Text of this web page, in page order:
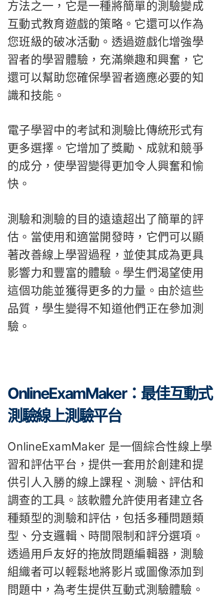
方法之一，它是一種將簡單的測驗變成
互動式教育遊戲的策略。它還可以作為
您班級的破冰活動。透過遊戲化增強學
習者的學習體驗，充滿樂趣和興奮，它
還可以幫助您確保學習者適應必要的知
識和技能。
電子學習中的考試和測驗比傳統形式有
更多選擇。它增加了獎勵、成就和競爭
的成分，使學習變得更加令人興奮和愉
快。
測驗和測驗的目的遠遠超出了簡單的評
估。當使用和適當開發時，它們可以顯
著改善線上學習過程，並使其成為更具
影響力和豐富的體驗。學生們渴望使用
這個功能並獲得更多的力量。由於這些
品質，學生變得不知道他們正在參加測
驗。
OnlineExamMaker：最佳互動式
測驗線上測驗平台
OnlineExamMaker 是一個綜合性線上學
習和評估平台，提供一套用於創建和提
供引人入勝的線上課程、測驗、評估和
調查的工具。該軟體允許使用者建立各
種類型的測驗和評估，包括多種問題類
型、分支邏輯、時間限制和評分選項。
透過用戶友好的拖放問題編輯器，測驗
組織者可以輕鬆地將影片或圖像添加到
問題中，為考生提供互動式測驗體驗。